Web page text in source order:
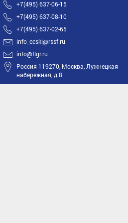
+7(495) 637-06-15
+7(495) 637-08-10
+7(495) 637-02-65
info_ccski@rssf.ru
info@flgr.ru
Россия 119270, Москва, Лужнецкая
набережная, д.8